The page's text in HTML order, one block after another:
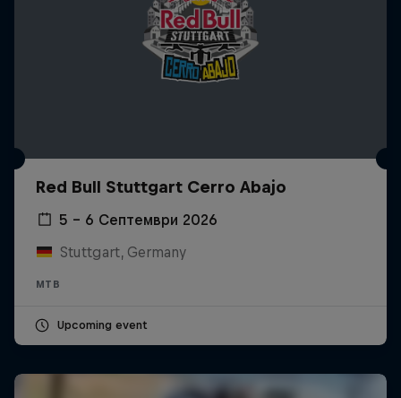
Red Bull Stuttgart Cerro Abajo
5 – 6 Септември 2026
Stuttgart, Germany
MTB
Upcoming event